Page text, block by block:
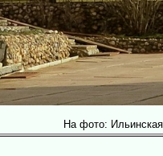
На фото: